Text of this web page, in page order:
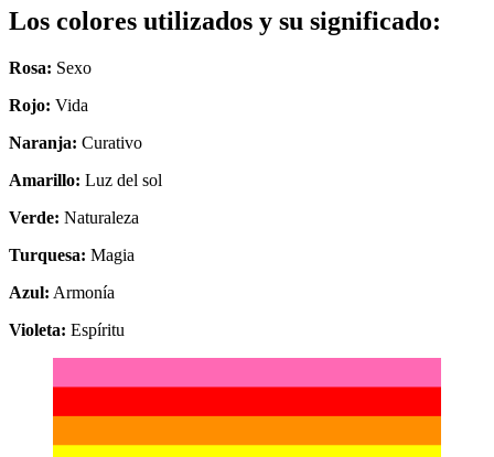
Los colores utilizados y su significado:
Rosa: Sexo
Rojo: Vida
Naranja: Curativo
Amarillo: Luz del sol
Verde: Naturaleza
Turquesa: Magia
Azul: Armonía
Violeta: Espíritu